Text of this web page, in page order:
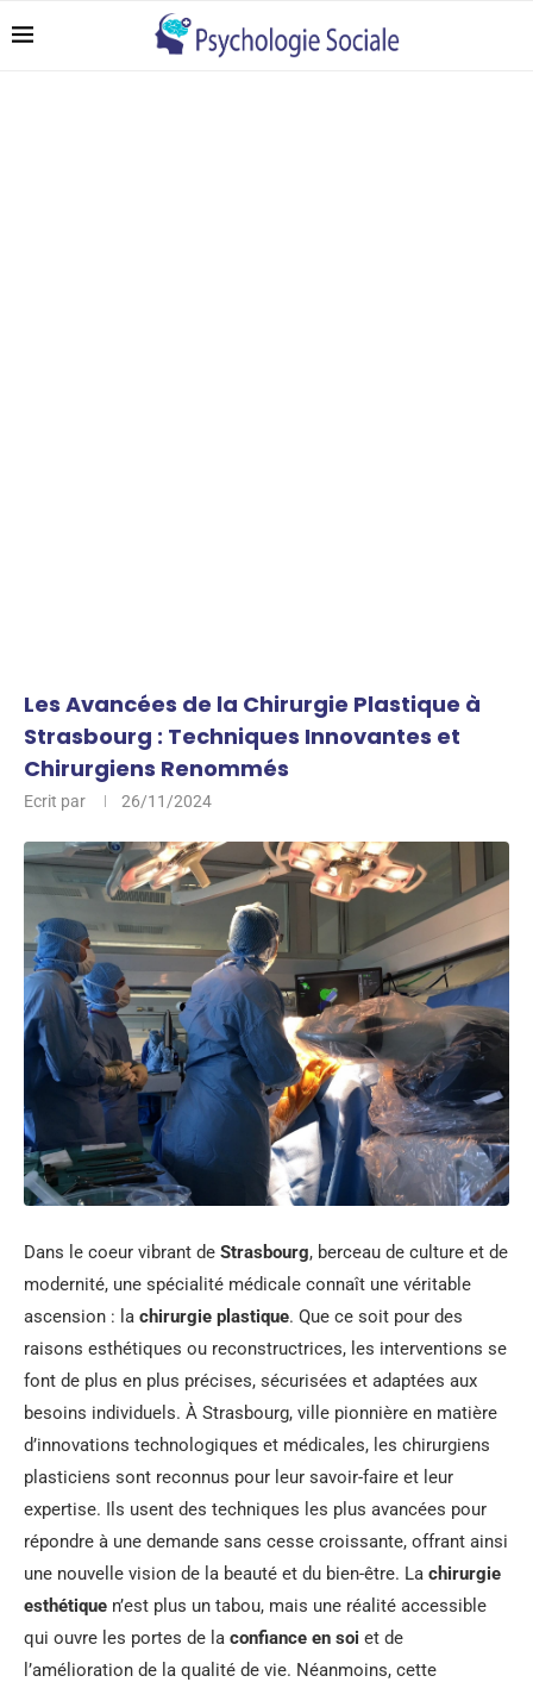
Les Avancées de la Chirurgie Plastique à
Strasbourg : Techniques Innovantes et
Chirurgiens Renommés
Ecrit par 26/11/2024
Dans le coeur vibrant de Strasbourg, berceau de culture et de
modernité, une spécialité médicale connaît une véritable
ascension : la chirurgie plastique. Que ce soit pour des
raisons esthétiques ou reconstructrices, les interventions se
font de plus en plus précises, sécurisées et adaptées aux
besoins individuels. À Strasbourg, ville pionnière en matière
d’innovations technologiques et médicales, les chirurgiens
plasticiens sont reconnus pour leur savoir-faire et leur
expertise. Ils usent des techniques les plus avancées pour
répondre à une demande sans cesse croissante, offrant ainsi
une nouvelle vision de la beauté et du bien-être. La chirurgie
esthétique n’est plus un tabou, mais une réalité accessible
qui ouvre les portes de la confiance en soi et de
l’amélioration de la qualité de vie. Néanmoins, cette